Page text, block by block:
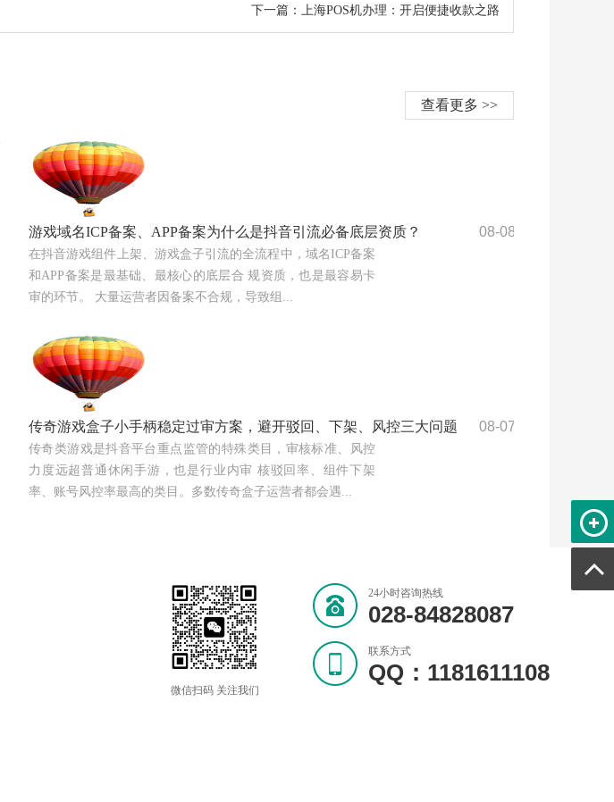
下一篇：上海POS机办理：开启便捷收款之路
查看更多 >>
游戏域名ICP备案、APP备案为什么是抖⾳引流必备底层资质？ 08-08
在抖⾳游戏组件上架、游戏盒⼦引流的全流程中，域名ICP备案
和APP备案是最基础、最核⼼的底层合 规资质，也是最容易卡
审的环节。 ⼤量运营者因备案不合规，导致组...
传奇游戏盒⼦⼩⼿柄稳定过审⽅案，避开驳回、下架、⻛控三⼤问题 08-07
传奇类游戏是抖⾳平台重点监管的特殊类⽬，审核标准、⻛控
⼒度远超普通休闲⼿游，也是⾏业内审 核驳回率、组件下架
率、账号⻛控率最⾼的类⽬。多数传奇盒⼦运营者都会遇...
微信扫码 关注我们
24小时咨询热线
028-84828087
联系方式
QQ：1181611108